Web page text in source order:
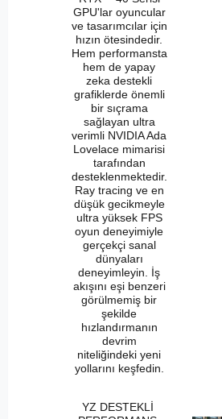
GPU'lar oyuncular
ve tasarımcılar için
hızın ötesindedir.
Hem performansta
hem de yapay
zeka destekli
grafiklerde önemli
bir sıçrama
sağlayan ultra
verimli NVIDIA Ada
Lovelace mimarisi
tarafından
desteklenmektedir.
Ray tracing ve en
düşük gecikmeyle
ultra yüksek FPS
oyun deneyimiyle
gerçekçi sanal
dünyaları
deneyimleyin. İş
akışını eşi benzeri
görülmemiş bir
şekilde
hızlandırmanın
devrim
niteliğindeki yeni
yollarını keşfedin.
YZ DESTEKLİ